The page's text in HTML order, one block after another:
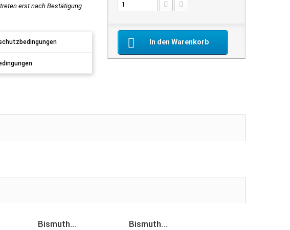
erst nach Bestätigung
In den Warenkorb
Bismuth... Bismuth...